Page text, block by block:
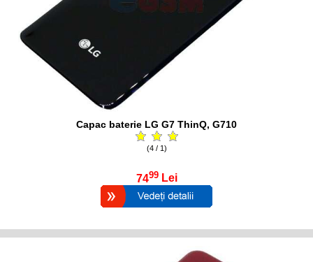
Capac baterie LG G7 ThinQ, G710
(4 / 1)
7499 Lei